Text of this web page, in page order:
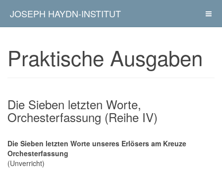
JOSEPH HAYDN-INSTITUT
Praktische Ausgaben
Die Sieben letzten Worte,
Orchesterfassung (Reihe IV)
Die Sieben letzten Worte unseres Erlösers am Kreuze
Orchesterfassung
(Unverricht)